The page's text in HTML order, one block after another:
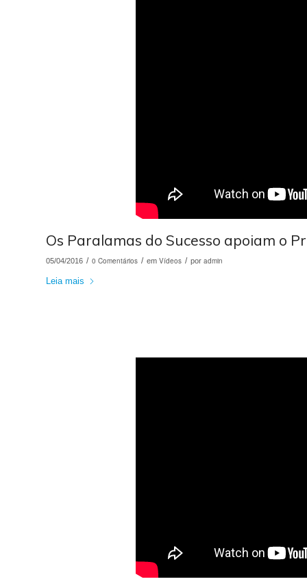
Os Paralamas do Sucesso apoiam o
05/04/2016 / 0 Comentários / em Vídeos / por admin
Leia mais